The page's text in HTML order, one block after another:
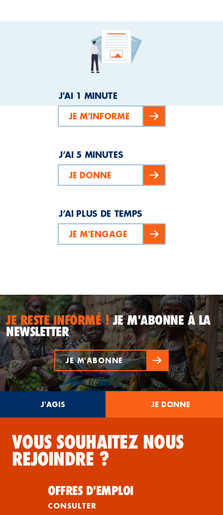
J'AI 1 MINUTE
JE M'INFORME
J’AI 5 MINUTES
JE DONNE
J’AI PLUS DE TEMPS
JE M'ENGAGE
JE RESTE INFORMÉ !JE M'ABONNE À LA
NEWSLETTER
JE M'ABONNE
J'AGIS JE DONNE
VOUS SOUHAITEZ NOUS
REJOINDRE ?
OFFRES D'EMPLOI
CONSULTER